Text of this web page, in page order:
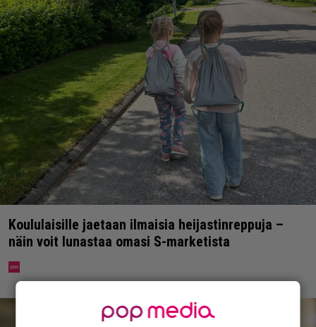
Koululaisille jaetaan ilmaisia heijastinreppuja –
näin voit lunastaa omasi S-marketista